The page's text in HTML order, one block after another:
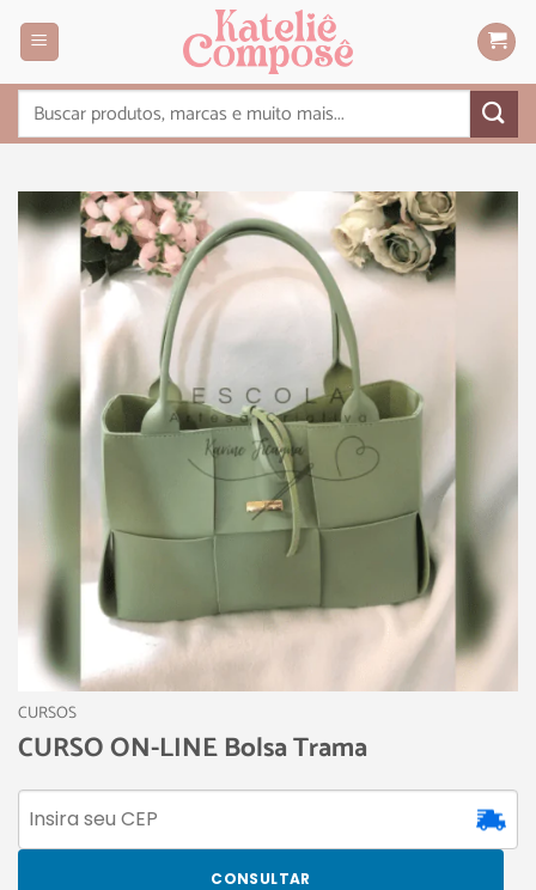
CURSOS
CURSO ON-LINE Bolsa Trama
CONSULTAR